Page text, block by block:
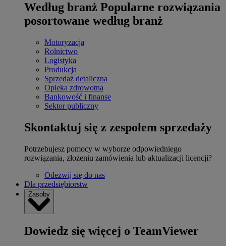
Według branż Popularne rozwiązania
posortowane według branż
Motoryzacja
Rolnictwo
Logistyka
Produkcja
Sprzedaż detaliczna
Opieka zdrowotna
Bankowość i finanse
Sektor publiczny
Skontaktuj się z zespołem sprzedaży
Potrzebujesz pomocy w wyborze odpowiedniego
rozwiązania, złożeniu zamówienia lub aktualizacji licencji?
Odezwij się do nas
Dla przedsiębiorstw
Zasoby
Dowiedz się więcej o TeamViewer